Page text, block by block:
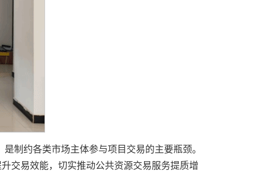
制约各类市场主体参与项目交易的主要瓶颈。
交易效能，切实推动公共资源交易服务提质增